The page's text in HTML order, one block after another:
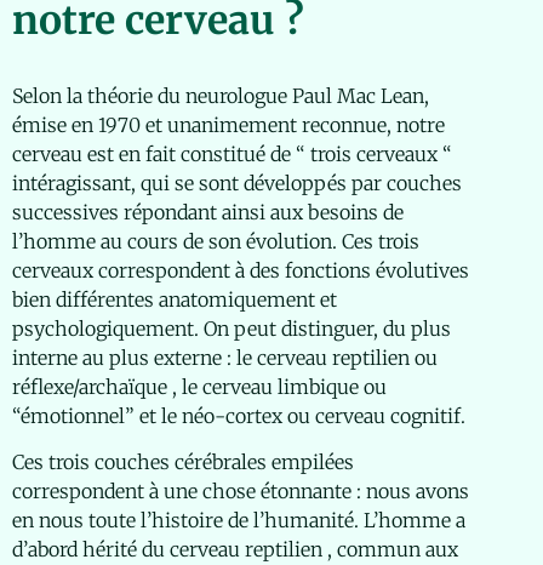
notre cerveau ?
Selon la théorie du neurologue Paul Mac Lean,
émise en 1970 et unanimement reconnue, notre
cerveau est en fait constitué de “ trois cerveaux “
intéragissant, qui se sont développés par couches
successives répondant ainsi aux besoins de
l’homme au cours de son évolution. Ces trois
cerveaux correspondent à des fonctions évolutives
bien différentes anatomiquement et
psychologiquement. On peut distinguer, du plus
interne au plus externe : le cerveau reptilien ou
réflexe/archaïque , le cerveau limbique ou
“émotionnel” et le néo-cortex ou cerveau cognitif.
Ces trois couches cérébrales empilées
correspondent à une chose étonnante : nous avons
en nous toute l’histoire de l’humanité. L’homme a
d’abord hérité du cerveau reptilien , commun aux